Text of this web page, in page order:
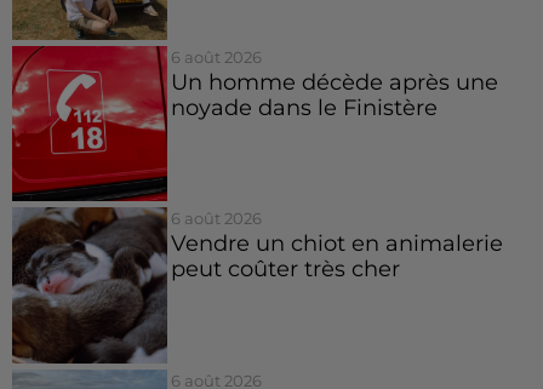
6 août 2026
Un homme décède après une
noyade dans le Finistère
6 août 2026
Vendre un chiot en animalerie
peut coûter très cher
6 août 2026